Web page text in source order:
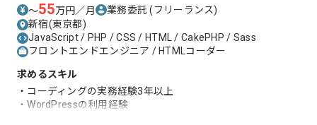
〜55万円／月 業務委託(フリーランス)
新宿(東京都)
JavaScript / PHP / CSS / HTML / CakePHP / Sass
フロントエンドエンジニア / HTMLコーダー
求めるスキル
・コーディングの実務経験3年以上
・WordPressの利用経験